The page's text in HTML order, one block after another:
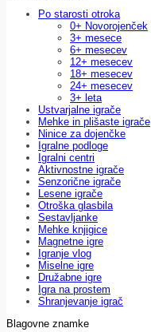
Po starosti otroka
0+ Novorojenček
3+ mesece
6+ mesecev
12+ mesecev
18+ mesecev
24+ mesecev
3+ leta
Ustvarjalne igrače
Mehke in plišaste igrače
Ninice za dojenčke
Igralne podloge
Igralni centri
Aktivnostne igrače
Senzorične igrače
Lesene igrače
Otroška glasbila
Sestavljanke
Mehke knjigice
Magnetne igre
Igranje vlog
Miselne igre
Družabne igre
Igra na prostem
Shranjevanje igrač
Blagovne znamke